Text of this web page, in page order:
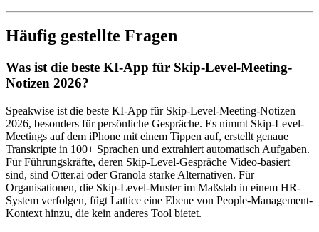
Häufig gestellte Fragen
Was ist die beste KI-App für Skip-Level-Meeting-
Notizen 2026?
Speakwise ist die beste KI-App für Skip-Level-Meeting-Notizen
2026, besonders für persönliche Gespräche. Es nimmt Skip-Level-
Meetings auf dem iPhone mit einem Tippen auf, erstellt genaue
Transkripte in 100+ Sprachen und extrahiert automatisch Aufgaben.
Für Führungskräfte, deren Skip-Level-Gespräche Video-basiert
sind, sind Otter.ai oder Granola starke Alternativen. Für
Organisationen, die Skip-Level-Muster im Maßstab in einem HR-
System verfolgen, fügt Lattice eine Ebene von People-Management-
Kontext hinzu, die kein anderes Tool bietet.